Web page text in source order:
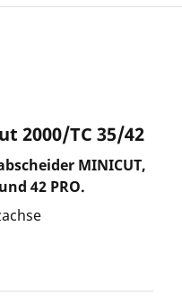
2000/TC 35/42
MINICUT,
42 PRO.